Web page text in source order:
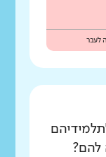
לעבר
להם?